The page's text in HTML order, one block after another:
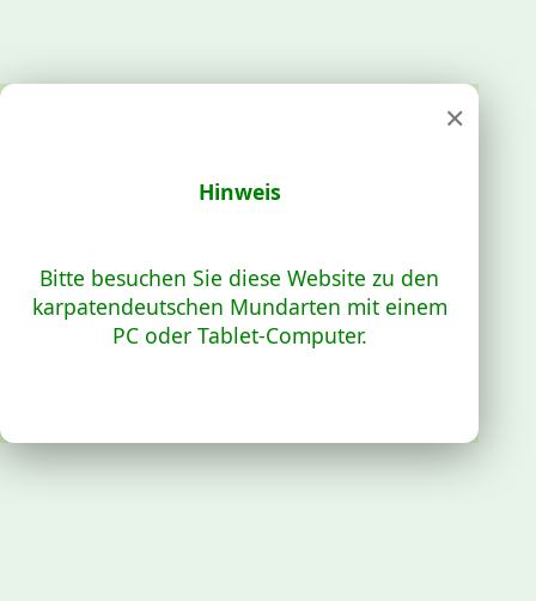
×
Hinweis
Bitte besuchen Sie diese Website zu den
karpatendeutschen Mundarten mit einem
PC oder Tablet-Computer.